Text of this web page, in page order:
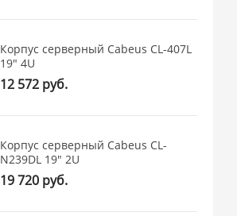
Корпус серверный Cabeus CL-407L
19" 4U
12 572 руб.
Корпус серверный Cabeus CL-
N239DL 19" 2U
19 720 руб.